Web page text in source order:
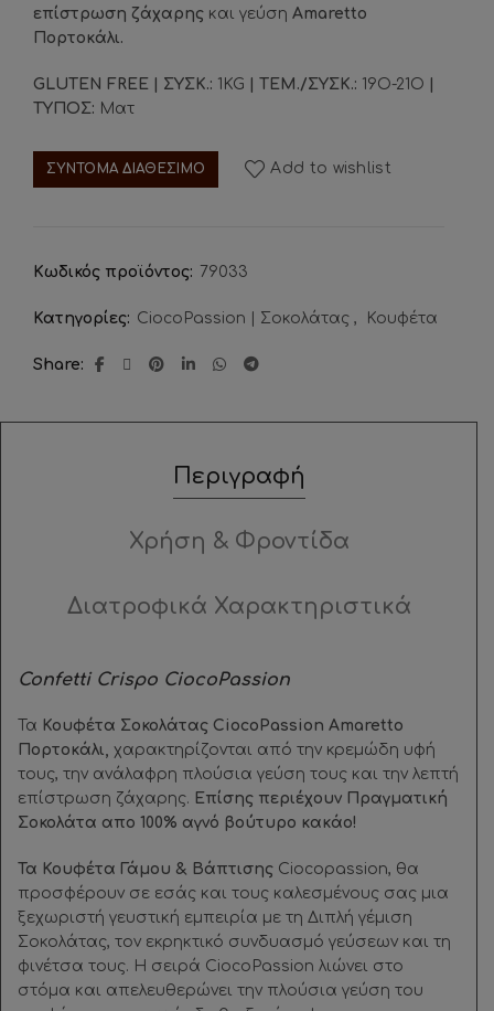
επίστρωση ζάχαρης και γεύση Amaretto
Πορτοκάλι.
GLUTEN FREE | ΣΥΣΚ.: 1KG | ΤΕΜ./ΣΥΣΚ.: 19Ο-21Ο
ΤΥΠΟΣ: Ματ
ΣΥΝΤΟΜΑ ΔΙΑΘΕΣΙΜΟ Add to wishlist
Κωδικός προϊόντος: 79033
Κατηγορίες: CiocoPassion | Σοκολάτας , Κουφέτα
Share
Περιγραφή
Χρήση & Φροντίδα
Διατροφικά Χαρακτηριστικά
Confetti Crispo CiocoPassion
Τα Κουφέτα Σοκολάτας CiocoPassion Amaretto
Πορτοκάλι, χαρακτηρίζονται από την κρεμώδη υφή
τους, την ανάλαφρη πλούσια γεύση τους και την λεπτή
επίστρωση ζάχαρης. Επίσης περιέχουν Πραγματική
Σοκολάτα απο 100% αγνό βούτυρο κακάο!
Τα Κουφέτα Γάμου & Βάπτισης Ciocopassion, θα
προσφέρουν σε εσάς και τους καλεσμένους σας μια
ξεχωριστή γευστική εμπειρία με τη Διπλή γέμιση
Σοκολάτας, τον εκρηκτικό συνδυασμό γεύσεων και τη
φινέτσα τους. Η σειρά CiocoPassion λιώνει στο
στόμα και απελευθερώνει την πλούσια γεύση του